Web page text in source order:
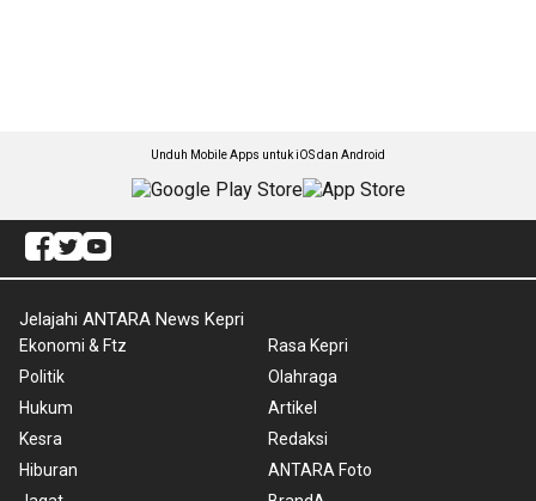
Unduh Mobile Apps untuk iOS dan Android
Jelajahi ANTARA News Kepri
Ekonomi & Ftz
Politik
Hukum
Kesra
Hiburan
Rasa Kepri
Olahraga
Artikel
Redaksi
ANTARA Foto